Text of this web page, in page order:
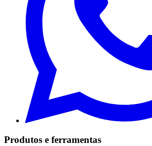
Produtos e ferramentas